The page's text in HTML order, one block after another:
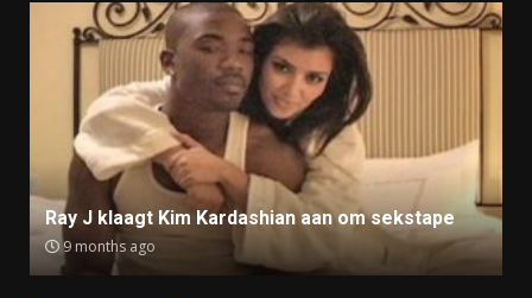
Ray J klaagt Kim Kardashian aan om sekstape
9 months ago